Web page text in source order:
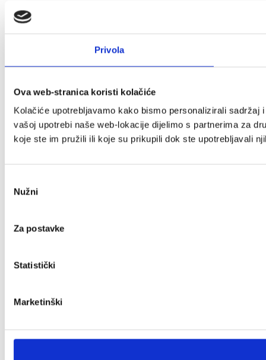
Privola
Ova web-stranica koristi kolačiće
Kolačiće upotrebljavamo kako bismo personalizirali
vašoj upotrebi naše web-lokacije dijelimo s partnerima za
koje ste im pružili ili koje su prikupili dok ste upotrebljavali
pristanka
Nužni
Za postavke
Statistički
Marketinški